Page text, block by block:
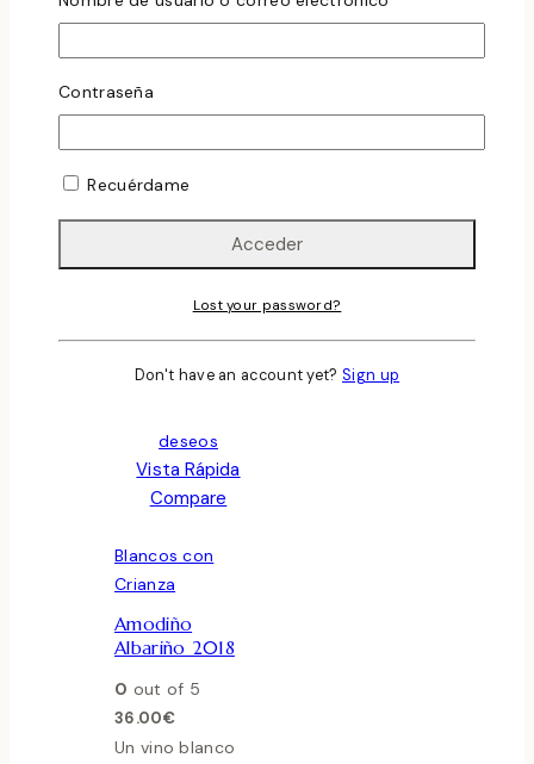
deseos
Vista Rápida
Compare
Blancos con
Crianza
Amodiño
Albariño 2018
0 out of 5
36.00€
Un vino blanco
Contraseña
Recuérdame
Lost your password?
Don't have an account yet? Sign up